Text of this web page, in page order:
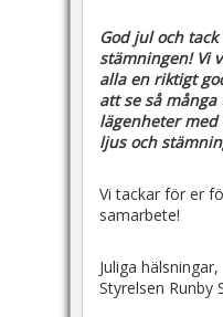
God jul och
stämningen! Vi
alla en riktigt
att se så många
lägenheter
ljus och
Vi tackar för er
samarbete!
Juliga hälsningar,
Styrelsen Runby